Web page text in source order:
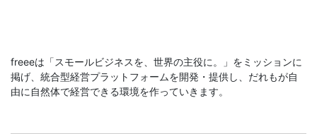
freeeは「スモールビジネスを、世界の主役に。」をミッションに
掲げ、統合型経営プラットフォームを開発・提供し、だれもが自
由に自然体で経営できる環境を作っていきます。